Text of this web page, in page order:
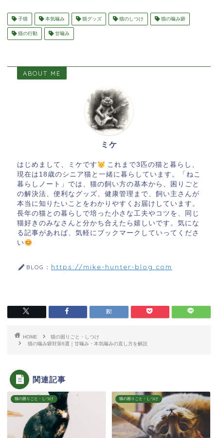
子猫 本気噛み 猫グッズ 猫のしつけ 猫の噛み癖
猫の行動 甘噛み
ABOUT ME
ミケ
はじめまして、ミケです
これまで3匹の猫と暮らし、
現在は18歳のシニア猫と一緒に暮らしています。「ねこ
暮らしノート」では、猫の飼い方の基本から、困りごと
の解決法、便利なグッズ、健康管理まで、飼い主さんが
本当に知りたいことをわかりやすくお届けしています。
長年の猫との暮らしで培った小さな工夫やコツを、同じ
猫好きのみなさんと分かち合えたら嬉しいです。気にな
る記事があれば、気軽にブックマークしていってくださ
い
BLOG： https://mike-hunter-blog.com
HOME
猫の困りごと・しつけ
猫の噛み癖対策6選｜甘噛み・本気噛みの直し方を解説
関連記事
猫の困りごと・しつけ 猫の困りごと・しつけ